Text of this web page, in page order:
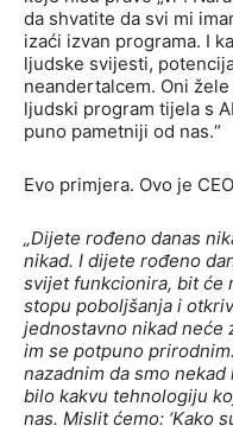
da shvatite da svi mi
izaći izvan programa. I
ljudske svijesti,
neandertalcem. Oni
ljudski program tijela s
puno pametniji od nas.“
Evo primjera. Ovo je
„Dijete rođeno danas
nikad. I dijete rođeno
svijet funkcionira, bit će
stopu poboljšanja i
jednostavno nikad neće
im se potpuno
nazadnim da smo
bilo kakvu tehnologiju
nas. Mislit ćemo: ‘Kako